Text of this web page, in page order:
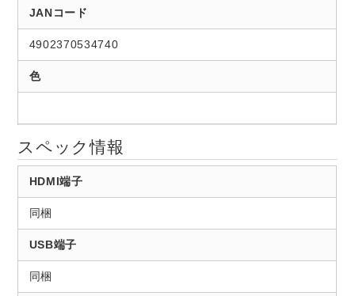
JANコード
4902370534740
色
スペック情報
HDMI端子
同梱
USB端子
同梱